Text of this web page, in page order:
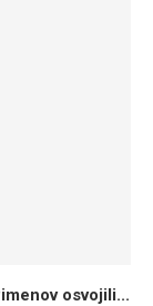
osvojili...